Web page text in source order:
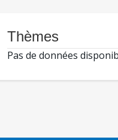
Thèmes
Pas de données